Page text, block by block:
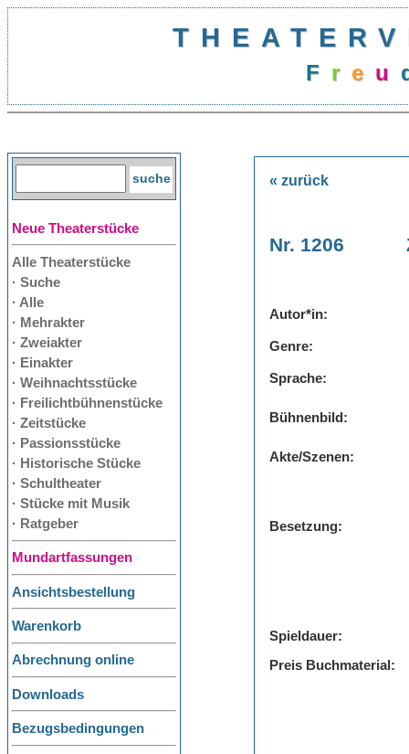
Freu
Neue Theaterstücke
Alle Theaterstücke
· Suche
· Alle
· Mehrakter
· Zweiakter
· Einakter
· Weihnachtsstücke
· Freilichtbühnenstücke
· Zeitstücke
· Passionsstücke
· Historische Stücke
· Schultheater
· Stücke mit Musik
· Ratgeber
Mundartfassungen
Ansichtsbestellung
Warenkorb
Abrechnung online
Downloads
Bezugsbedingungen
« zurück
Nr. 1206
Autor*in:
Genre:
Sprache:
Bühnenbild:
Akte/Szenen:
Besetzung:
Spieldauer:
Preis Buchmaterial: